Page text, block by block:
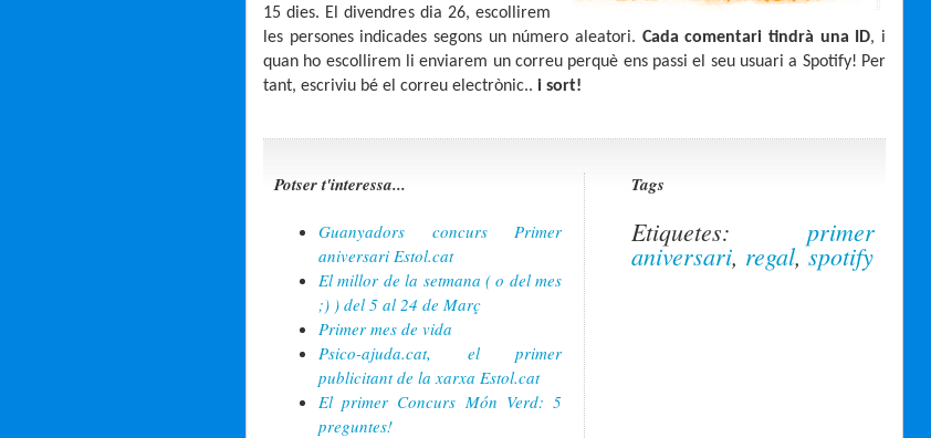
15 dies. El divendres dia 26, escollirem
les persones indicades segons un número aleatori. Cada comentari tindrà una ID, i
quan ho escollirem li enviarem un correu perquè ens passi el seu usuari a Spotify! Per
tant, escriviu bé el correu electrònic.. i sort!
Tags
Etiquetes: primer
aniversari, regal,spotify
Potser t'interessa...
Guanyadors concurs Primer
aniversari Estol.cat
El millor de la setmana ( o del mes
;) ) del 5 al 24 de Març
Primer mes de vida
Psico-ajuda.cat, el primer
publicitant de la xarxa Estol.cat
El primer Concurs Món Verd: 5
preguntes!